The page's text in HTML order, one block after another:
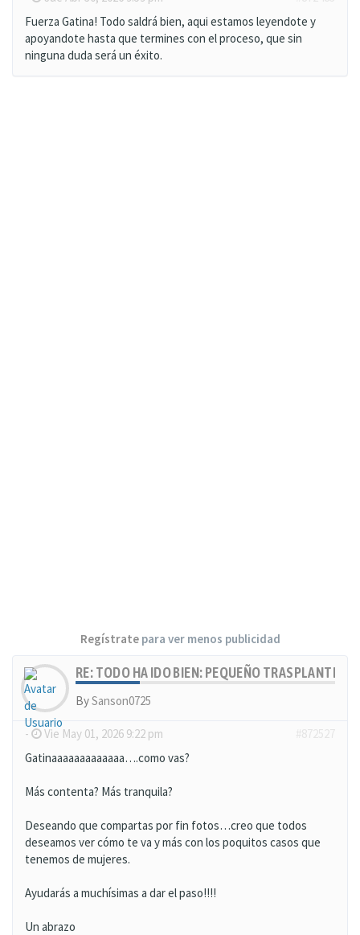
Fuerza Gatina! Todo saldrá bien, aqui estamos leyendote y
apoyandote hasta que termines con el proceso, que sin
ninguna duda será un éxito.
Regístratepara ver menos publicidad
RE: TODO HA IDO BIEN: PEQUEÑO TRASPLANTE,
BySanson0725
- Vie May 01, 2026 9:22 pm
Gatinaaaaaaaaaaaaa….como vas?
Más contenta? Más tranquila?
Deseando que compartas por fin fotos…creo que todos
deseamos ver cómo te va y más con los poquitos casos que
tenemos de mujeres.
Ayudarás a muchísimas a dar el paso!!!!
Un abrazo